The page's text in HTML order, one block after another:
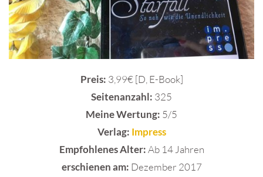
Preis: 3,99€ [D, E-Book]
Seitenanzahl: 325
Meine Wertung: 5/5
Verlag: Impress
Empfohlenes Alter:Ab 14 Jahren
erschienen am: Dezember 2017